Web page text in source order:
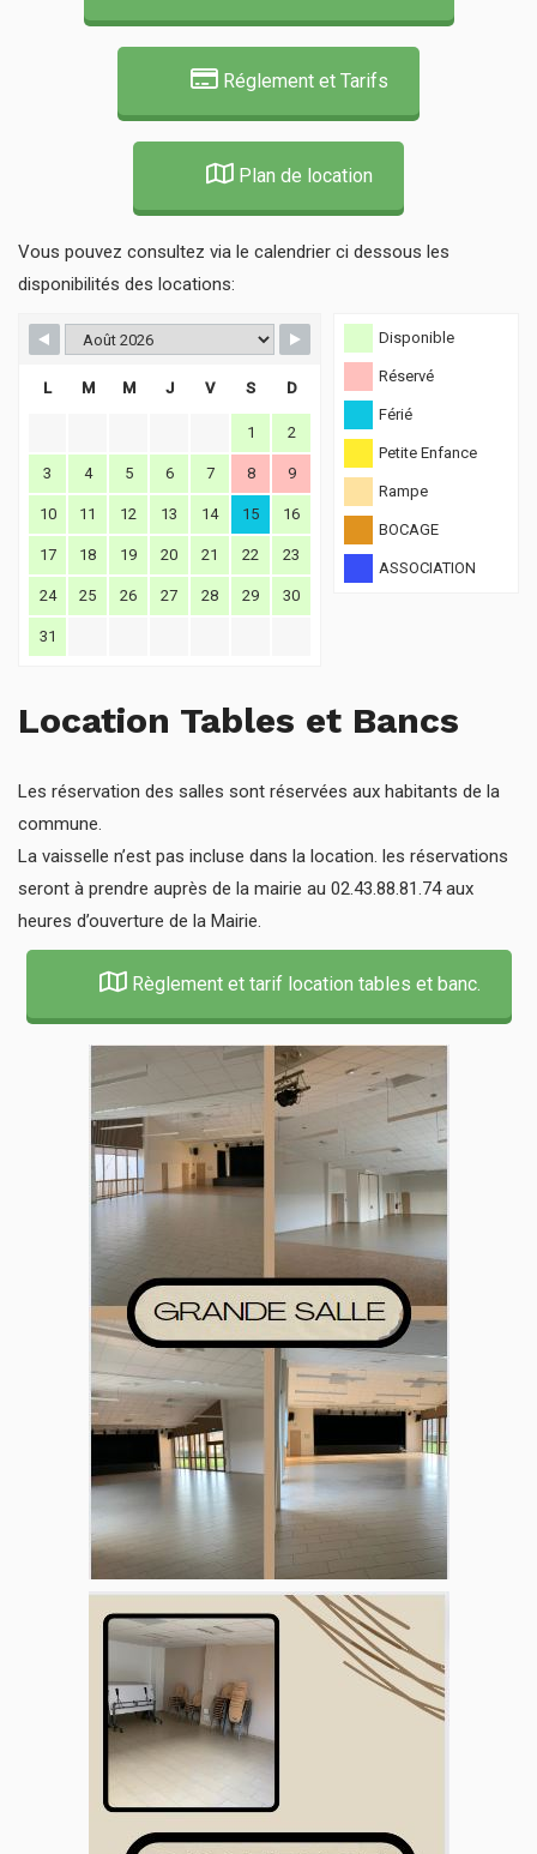
Réglement et Tarifs
Plan de location
Vous pouvez consultez via le calendrier ci dessous les
disponibilités des locations:
Disponible
Réservé
Férié
Petite Enfance
Rampe
BOCAGE
ASSOCIATION
L M M J V S D
1 2
3 4 5 6 7 8 9
10 11 12 13 14 15 16
17 18 19 20 21 22 23
24 25 26 27 28 29 30
31
Location Tables et Bancs
Les réservation des salles sont réservées aux habitants de la
commune.
La vaisselle n’est pas incluse dans la location. les réservations
seront à prendre auprès de la mairie au 02.43.88.81.74 aux
heures d’ouverture de la Mairie.
Règlement et tarif location tables et banc.